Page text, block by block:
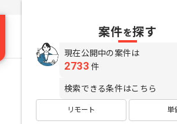
案件を探す
現在公開中の案件は
2733 件
検索できる条件はこちら
リモート 単